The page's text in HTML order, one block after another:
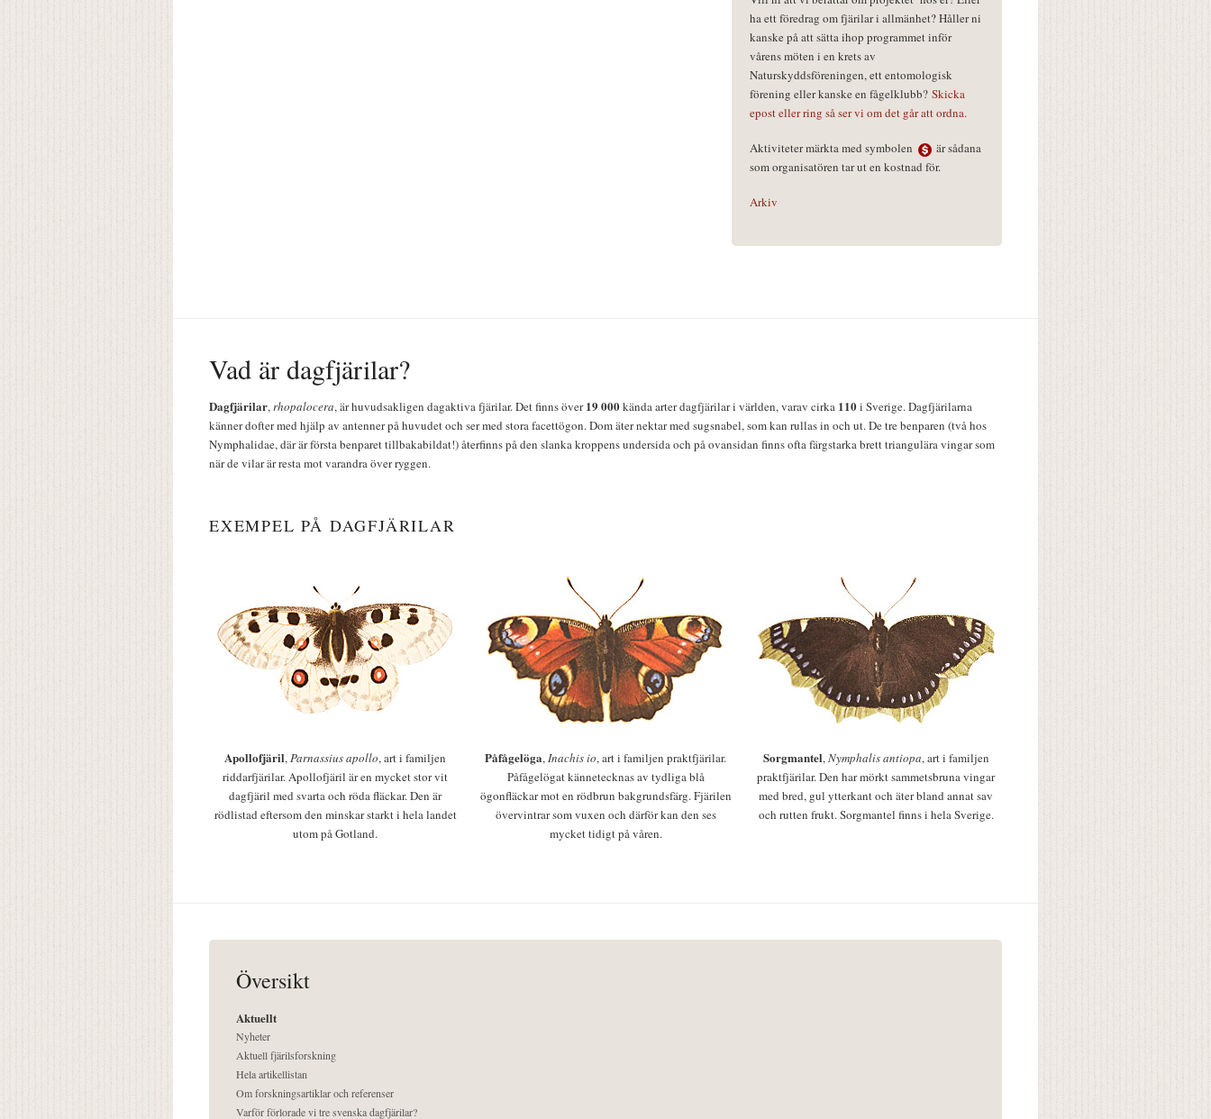
ha ett föredrag om fjärilar i allmänhet? Håller ni
kanske på att sätta ihop programmet inför
vårens möten i en krets av
Naturskyddsföreningen, ett entomologisk
förening eller kanske en fågelklubb? Skicka
epost eller ring så ser vi om det går att ordna.
Aktiviteter märkta med symbolen
är sådana
som organisatören tar ut en kostnad för.
Arkiv
Vad är dagfjärilar?
Dagfjärilar,rhopalocera, är huvudsakligen dagaktiva fjärilar. Det finns över19 000kända arter dagfjärilar i världen, varav cirka 110i Sverige. Dagfjärilarna
känner dofter med hjälp av antenner på huvudet och ser med stora facettögon. Dom äter nektar med sugsnabel, som kan rullas in och ut. De tre benparen (två hos
Nymphalidae, där är första benparet tillbakabildat!) återfinns på den slanka kroppens undersida och på ovansidan finns ofta färgstarka brett triangulära vingar som
när de vilar är resta mot varandra över ryggen.
EXEMPEL PÅ DAGFJÄRILAR
Apollofjäril,Parnassius apollo, art i familjen
riddarfjärilar. Apollofjäril är en mycket stor vit
dagfjäril med svarta och röda fläckar. Den är
rödlistad eftersom den minskar starkt i hela landet
utom på Gotland.
Påfågelöga,Inachis io, art i familjen praktfjärilar.
Påfågelögat kännetecknas av tydliga blå
ögonfläckar mot en rödbrun bakgrundsfärg. Fjärilen
övervintrar som vuxen och därför kan den ses
mycket tidigt på våren.
Sorgmantel,Nymphalis antiopa, art i familjen
praktfjärilar. Den har mörkt sammetsbruna vingar
med bred, gul ytterkant och äter bland annat sav
och rutten frukt. Sorgmantel finns i hela Sverige.
Översikt
Aktuellt
Nyheter
Aktuell fjärilsforskning
Hela artikellistan
Om forskningsartiklar och referenser
Varför förlorade vi tre svenska dagfjärilar?